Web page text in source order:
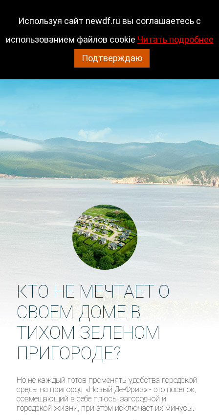
(423) 2 614-914
КТО НЕ МЕЧТАЕТ О
СВОЕМ ДОМЕ В
ТИХОМ ЗЕЛЕНОМ
ПРИГОРОДЕ?
Но не каждый готов променять удобства городской
среды на пригород. «Новый Де-Фриз» - это поселок,
совмещающий в себе плюсы загородной и
городской жизни, при этом исключает их минусы.
Используя сайт newdf.ru вы соглашаетесь с
использованием файлов cookie Читать подробнее
Подтверждаю